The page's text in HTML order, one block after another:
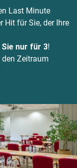
Last Minute
Hit für Sie, der Ihre
Sie nur für 3!
Zeitraum